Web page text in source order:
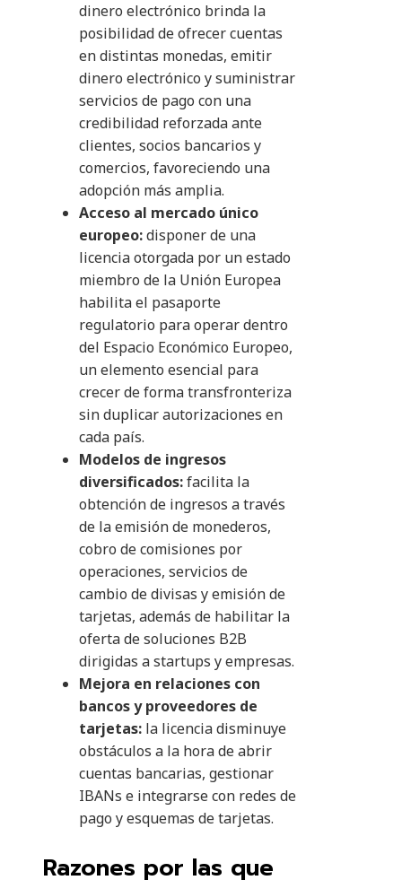
dinero electrónico brinda la
posibilidad de ofrecer cuentas
en distintas monedas, emitir
dinero electrónico y suministrar
servicios de pago con una
credibilidad reforzada ante
clientes, socios bancarios y
comercios, favoreciendo una
adopción más amplia.
Acceso al mercado único
europeo:disponer de una
licencia otorgada por un estado
miembro de la Unión Europea
habilita el pasaporte
regulatorio para operar dentro
del Espacio Económico Europeo,
un elemento esencial para
crecer de forma transfronteriza
sin duplicar autorizaciones en
cada país.
Modelos de ingresos
diversificados:facilita la
obtención de ingresos a través
de la emisión de monederos,
cobro de comisiones por
operaciones, servicios de
cambio de divisas y emisión de
tarjetas, además de habilitar la
oferta de soluciones B2B
dirigidas a startups y empresas.
Mejora en relaciones con
bancos y proveedores de
tarjetas: la licencia disminuye
obstáculos a la hora de abrir
cuentas bancarias, gestionar
IBANs e integrarse con redes de
pago y esquemas de tarjetas.
Razones por las que